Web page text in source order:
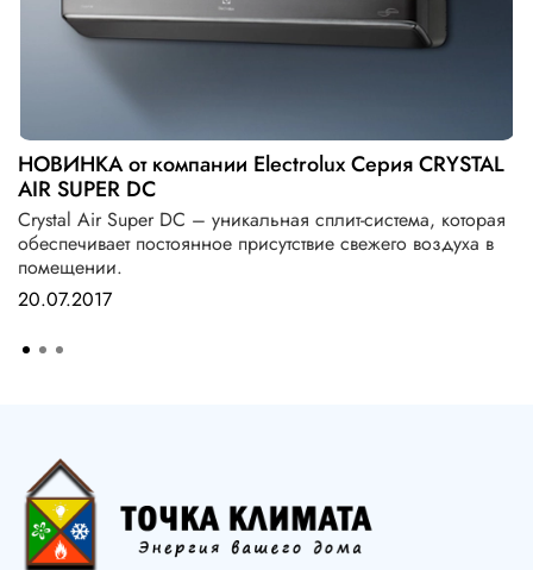
НОВИНКА от компании Electrolux Серия CRYSTAL
AIR SUPER DC
Crystal Air Super DC – уникальная сплит-система, которая
обеспечивает постоянное присутствие свежего воздуха в
помещении.
20.07.2017